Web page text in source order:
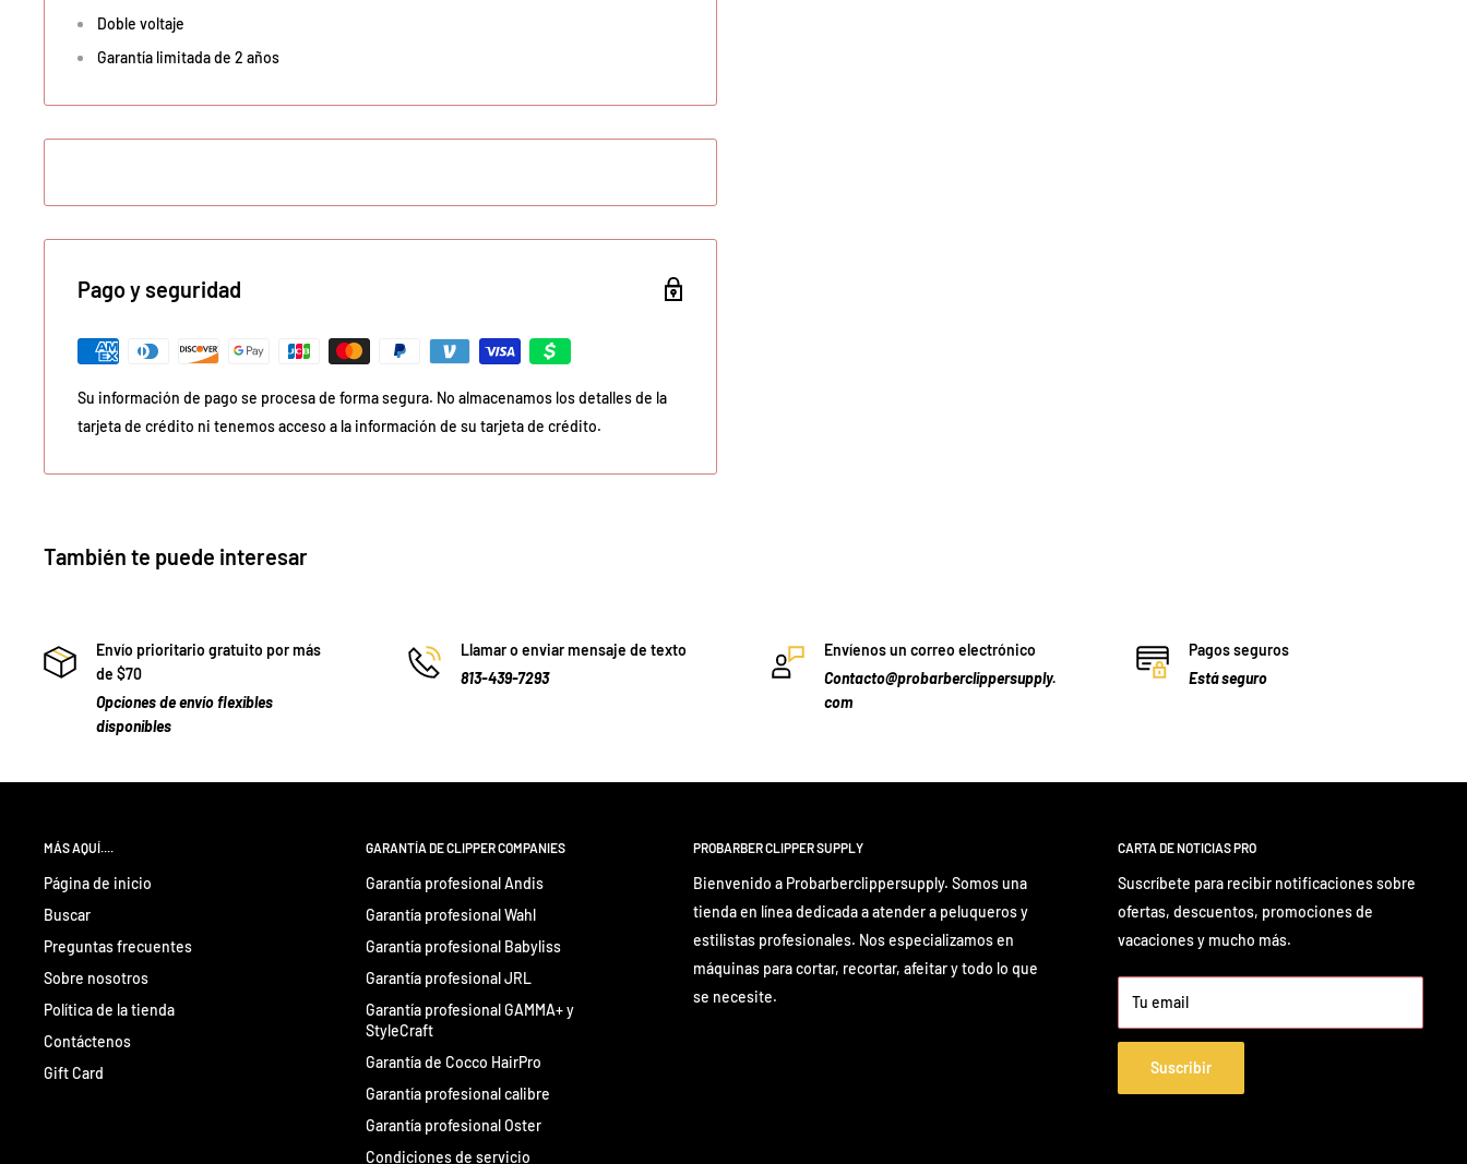
Doble voltaje
Garantía limitada de 2 años
Pago y seguridad
Su información de pago se procesa de forma segura. No almacenamos los detalles de la
tarjeta de crédito ni tenemos acceso a la información de su tarjeta de crédito.
También te puede interesar
Envío prioritario gratuito por más
de $70
Opciones de envío flexibles
disponibles
Llamar o enviar mensaje de texto
813-439-7293
Envíenos un correo electrónico
Contacto@probarberclippersupply.
com
Pagos seguros
Está seguro
MÁS AQUÍ....
Página de inicio
Buscar
Preguntas frecuentes
Sobre nosotros
Política de la tienda
Contáctenos
Gift Card
GARANTÍA DE CLIPPER COMPANIES
Garantía profesional Andis
Garantía profesional Wahl
Garantía profesional Babyliss
Garantía profesional JRL
Garantía profesional GAMMA+ y
StyleCraft
Garantía de Cocco HairPro
Garantía profesional calibre
Garantía profesional Oster
Condiciones de servicio
PROBARBER CLIPPER SUPPLY
Bienvenido a Probarberclippersupply. Somos una
tienda en línea dedicada a atender a peluqueros y
estilistas profesionales. Nos especializamos en
máquinas para cortar, recortar, afeitar y todo lo que
se necesite.
CARTA DE NOTICIAS PRO
Suscríbete para recibir notificaciones sobre
ofertas, descuentos, promociones de
vacaciones y mucho más.
Tu email
Suscribir